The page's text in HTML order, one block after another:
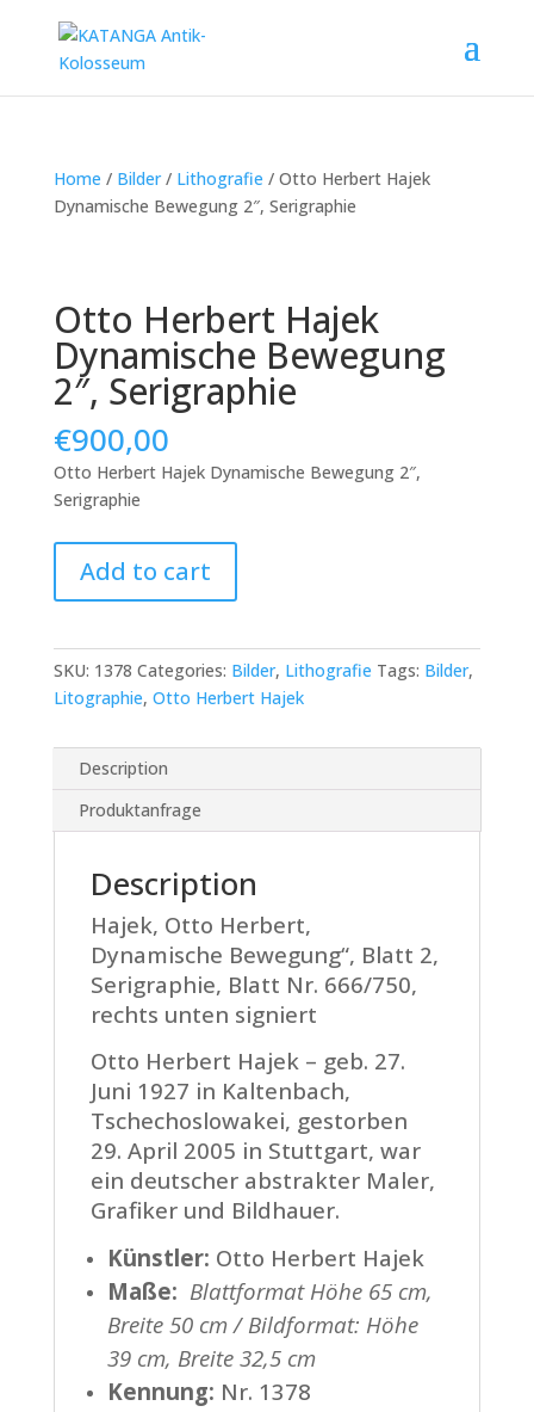
Home / Bilder/ Lithografie / Otto Herbert Hajek
Dynamische Bewegung 2″, Serigraphie
Otto Herbert Hajek
Dynamische Bewegung
2″, Serigraphie
€900,00
Otto Herbert Hajek Dynamische Bewegung 2″,
Serigraphie
Herbert
Hajek
Bewegung
2",
quantity
Add to cart
SKU: 1378 Categories: Bilder, Lithografie Tags: Bilder,
Litographie, Otto Herbert Hajek
Description
Produktanfrage
Description
Hajek, Otto Herbert,
Dynamische Bewegung“, Blatt 2,
Serigraphie, Blatt Nr. 666/750,
rechts unten signiert
Otto Herbert Hajek – geb. 27.
Juni 1927 in Kaltenbach,
Tschechoslowakei, gestorben
29. April 2005 in Stuttgart, war
ein deutscher abstrakter Maler,
Grafiker und Bildhauer.
Künstler: Otto Herbert Hajek
Maße: Blattformat Höhe 65 cm,
Breite 50 cm / Bildformat: Höhe
39 cm, Breite 32,5 cm
Kennung: Nr. 1378